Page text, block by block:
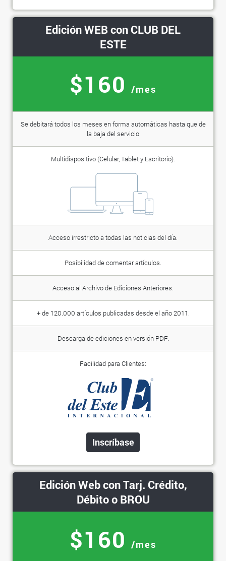
Edición WEB con CLUB DEL
ESTE
$160 /mes
Se debitará todos los meses en forma automáticas hasta que de
la baja del servicio
Multidispositivo (Celular, Tablet y Escritorio).
Acceso irrestricto a todas las noticias del día.
Posibilidad de comentar artículos.
Acceso al Archivo de Ediciones Anteriores.
+ de 120.000 artículos publicadas desde el año 2011.
Descarga de ediciones en versión PDF.
Facilidad para Clientes:
Inscríbase
Edición Web con Tarj. Crédito,
Débito o BROU
$160 /mes